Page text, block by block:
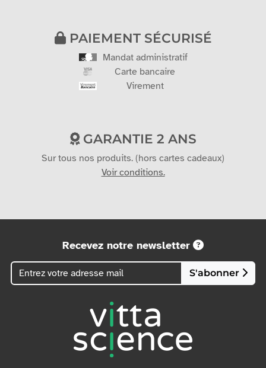
PAIEMENT SÉCURISÉ
Mandat administratif
Carte bancaire
Virement
GARANTIE 2 ANS
Sur tous nos produits. (hors cartes cadeaux)
Voir conditions.
Recevez notre newsletter
S'abonner